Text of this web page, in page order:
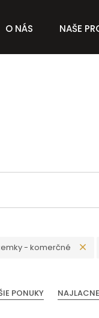
O NÁS NAŠE
- komerčné
PONUKY